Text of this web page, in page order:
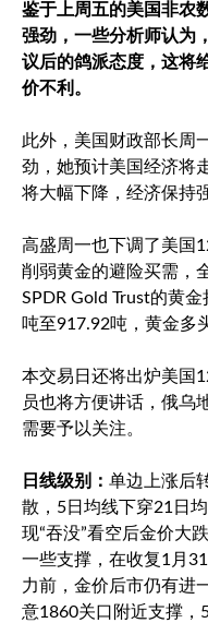
鉴于上周五的美国非农
强劲，一些分析师认为
议后的鸽派态度，这将
价不利。
此外，美国财政部长周
劲，她预计美国经济将
将大幅下降，经济保持
高盛周一也下调了美国
削弱黄金的避险买需，
SPDR Gold Trust的黄
吨至917.92吨，黄金多
本交易日还将出炉美国
员也将方便讲话，俄乌
需要予以关注。
日线级别： 单边上涨后
散，5日均线下穿21日
现“吞没”看空后金价大
一些支撑，在收复1月
力前，金价后市仍有进
意1860关口附近支撑，